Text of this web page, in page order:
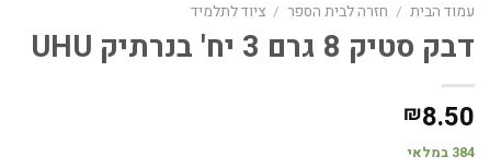
עמוד הבית / חזרה לבית הספר / ציוד לתלמיד
דבק סטיק 8 גרם 3 יח' בנרתיק UHU
₪8.50
384 במלאי